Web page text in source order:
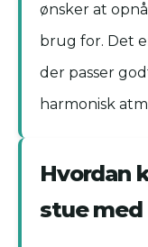
ønsker at
brug for. Det
der passer
harmonisk
Hvordan
stue med